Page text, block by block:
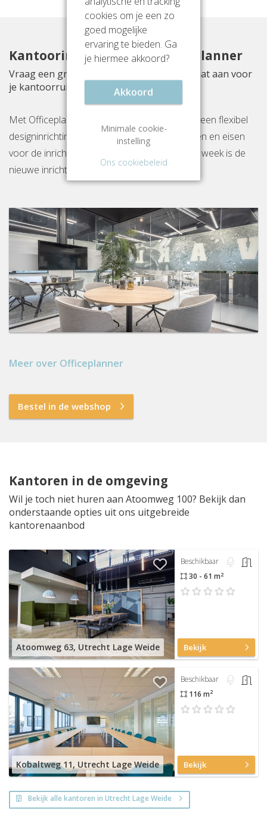
Kantoorinrichting met Officeplanner
Vraag een gratis inrichtingsvoorstel op maat aan voor
je kantoorruimte aan Atoomweg 100
Met Officeplanner huur, huurkoop of koop je een flexibel
designinrichtingspakket op basis van je wensen en eisen
voor de inrichting van jouw kantoor. Binnen 1 week is de
nieuwe inrichting gereed op locatie.
Meer over Officeplanner
Bestel in de webshop
Kantoren in de omgeving
Wil je toch niet huren aan Atoomweg 100? Bekijk dan
onderstaande opties uit ons uitgebreide
kantorenaanbod
Atoomweg 63, Utrecht Lage Weide
Beschikbaar
30 - 61 m2
Bekijk
Kobaltweg 11, Utrecht Lage Weide
Beschikbaar
116 m2
Bekijk
Bekijk alle kantoren in Utrecht Lage Weide
cookies om je een zo
goed mogelijke
ervaring te bieden. Ga
je hiermee akkoord?
Akkoord
Minimale cookie-
instelling
Ons cookiebeleid